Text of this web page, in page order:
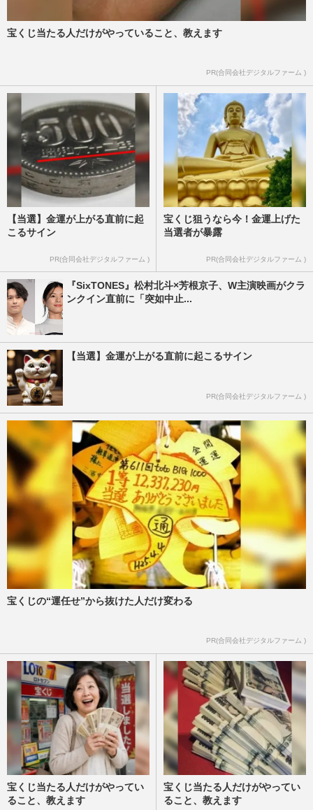
宝くじ当たる人だけがやっていること、教えます
PR(合同会社デジタルファーム )
【当選】金運が上がる直前に起
こるサイン
PR(合同会社デジタルファーム )
宝くじ狙うなら今！金運上げた
当選者が暴露
PR(合同会社デジタルファーム )
『SixTONES』松村北斗×芳根京子、W主演映画がクラ
ンクイン直前に「突如中止...
【当選】金運が上がる直前に起こるサイン
PR(合同会社デジタルファーム )
宝くじの“運任せ”から抜けた人だけ変わる
PR(合同会社デジタルファーム )
宝くじ当たる人だけがやってい
ること、教えます
宝くじ当たる人だけがやってい
ること、教えます